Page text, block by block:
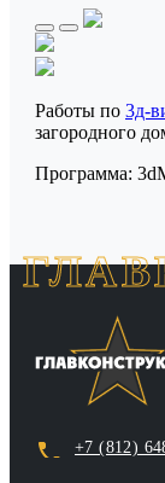
О компании
Контакты
Работы по 3д-
загородного
Программа:
+7 (812)